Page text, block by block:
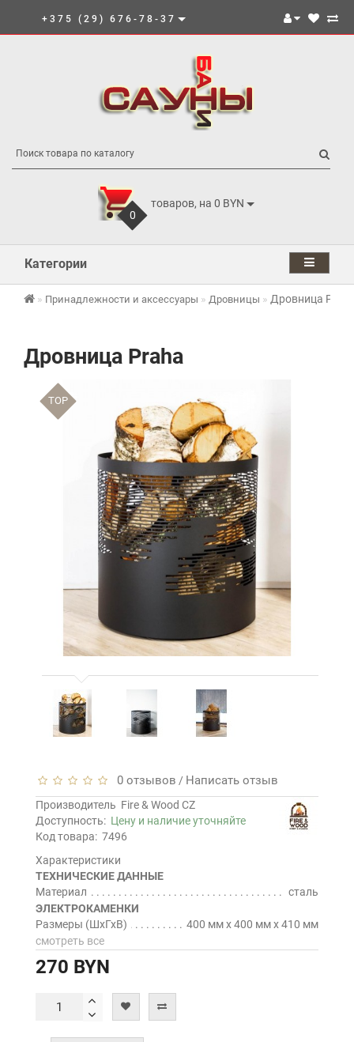
+375 (29) 676-78-37
0
товаров, на 0 BYN
Категории
Принадлежности и аксессуары Дровницы Дровница
Дровница Praha
TOP
0 отзывов / Написать отзыв
Производитель Fire & Wood CZ
Доступность: Цену и наличие уточняйте
Код товара: 7496
Характеристики
ТЕХНИЧЕСКИЕ ДАННЫЕ
Материал
сталь
ЭЛЕКТРОКАМЕНКИ
Размеры (ШхГхВ)
400 мм х 400 мм х 410 мм
смотреть все
270 BYN